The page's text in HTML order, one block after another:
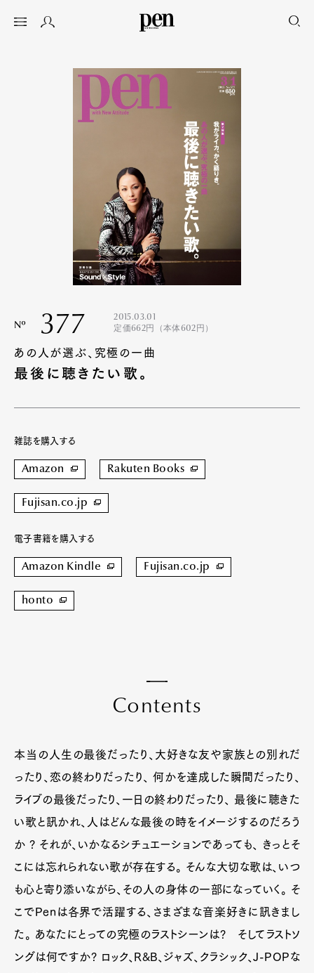
Nº 377
2015.03.01
定価662円（本体602円）
あの人が選ぶ、究極の一曲
最後に聴きたい歌。
雑誌を購入する
Amazon Rakuten Books
Fujisan.co.jp
電子書籍を購入する
Amazon Kindle Fujisan.co.jp
honto
Contents
本当の人生の最後だったり、大好きな友や家族との別れだ
ったり、恋の終わりだったり、 何かを達成した瞬間だったり、
ライブの最後だったり、一日の終わりだったり、 最後に聴きた
い歌と訊かれ、人はどんな最後の時をイメージするのだろう
か ? それが、いかなるシチュエーションであっても、 きっとそ
こには忘れられない歌が存在する。 そんな大切な歌は、いつ
も心と寄り添いながら、その人の身体の一部になっていく。 そ
こでPenは各界で活躍する、さまざまな音楽好きに訊きまし
た。 あなたにとっての究極のラストシーンは? そしてラストソ
ングは何ですか? ロック、R&B、ジャズ、クラシック、J-POPな